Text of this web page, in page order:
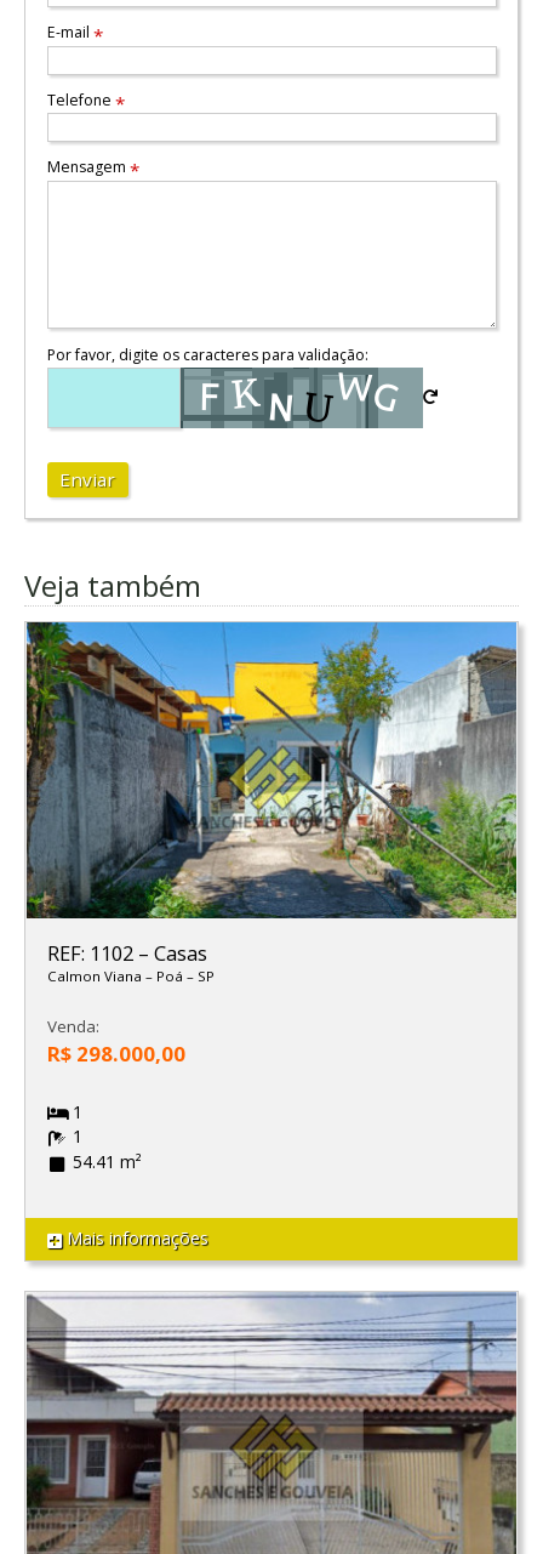
E-mail *
Telefone *
Mensagem *
Por favor, digite os caracteres para validação:
Enviar
Veja também
REF: 1102 – Casas
Calmon Viana – Poá – SP
Venda:
R$ 298.000,00
1
1
54.41 m²
Mais informações